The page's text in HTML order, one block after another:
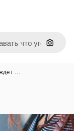
Поиск
…